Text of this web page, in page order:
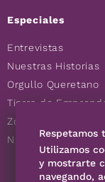
Especiales
Entrevistas
Nuestras Historias
Orgullo Queretano
Tierra de
Zoociales
Nuevos Queretanos
Respetamos
Utilizamos
y mostrarte
navegando,